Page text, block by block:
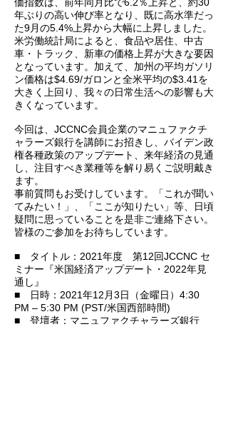
年ぶりの高い伸び率となり、既に高水準だっ
た9月の5.4%上昇から大幅に上昇しました。
米労働統計局によると、食品や居住、中古
車・トラック、新車の価格上昇が大きな要因
となっています。加えて、加州の平均ガソリ
ン価格は$4.69/ガロンと全米平均の$3.41を
大きく上回り、我々の日常生活への影響も大
きくなっています。
今回は、JCCNC会員企業のマニュファクチ
ャラーズ銀行を講師にお招きし、バイデン政
権各種政策のアップデート、来年経済の見通
し、注目すべき業種等を解り易くご説明戴き
ます。
事前質問もお受けしています。「これが聞い
てみたい！」、「ここが知りたい」等、日頃
疑問に思っていることを是非ご連絡下さい。
皆様のご参加をお待ちしています。
■ タイトル：2021年度 第12回JCCNC セ
ミナー『米国経済アップデート・2022年見
通し』
■ 日時：2021年12月3日（金曜日）4:30
PM – 5:30 PM (PST/米国西部時間)
■ 登壇者：マニュファクチャラーズ銀行